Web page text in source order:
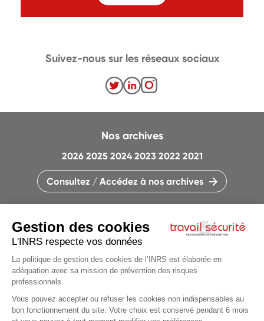
CONTACTEZ LA RÉDACTION
QUI SOMMES-NOUS ?
MENTIONS LÉGALES
PARAMÈTRES DES COOKIES
Nos archives
2026 2025 2024 2023 2022 2021
Consultez / Accédez à nos archives
Suivez-nous sur les réseaux sociaux